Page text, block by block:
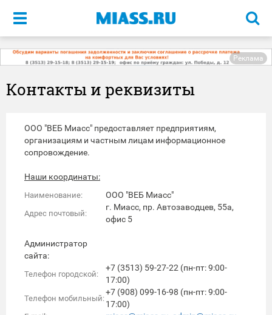
Меню
Реклама
Контакты и реквизиты
ООО "ВЕБ Миасс" предоставляет предприятиям,
организациям и частным лицам информационное
сопровождение.
Наши координаты:
Наименование: ООО "ВЕБ Миасс"
Адрес почтовый:
г. Миасс, пр. Автозаводцев, 55а,
офис 5
Администратор
сайта:
Телефон городской:
+7 (3513) 59-27-22 (пн-пт: 9:00-
17:00)
Телефон мобильный:
+7 (908) 099-16-98 (пн-пт: 9:00-
17:00)